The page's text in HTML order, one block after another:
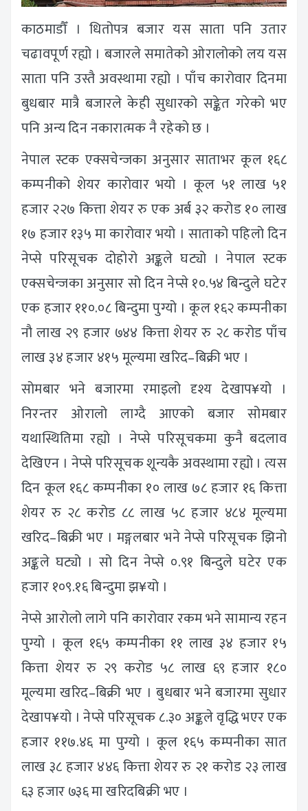
काठमाडौँ । धितोपत्र बजार यस साता पनि उतार
चढावपूर्ण रह्यो । बजारले समातेको ओरालोको लय यस
साता पनि उस्तै अवस्थामा रह्यो । पाँच कारोवार दिनमा
बुधबार मात्रै बजारले केही सुधारको सङ्केत गरेको भए
पनि अन्य दिन नकारात्मक नै रहेको छ ।
नेपाल स्टक एक्सचेन्जका अनुसार साताभर कूल १६८
कम्पनीको शेयर कारोवार भयो । कूल ५१ लाख ५१
हजार २२७ कित्ता शेयर रु एक अर्ब ३२ करोड १० लाख
१७ हजार १३५ मा कारोवार भयो । साताको पहिलो दिन
नेप्से परिसूचक दोहोरो अङ्कले घट्यो । नेपाल स्टक
एक्सचेन्जका अनुसार सो दिन नेप्से १०.५४ बिन्दुले घटेर
एक हजार ११०.०८ बिन्दुमा पुग्यो । कूल १६२ कम्पनीका
नौ लाख २९ हजार ७४४ कित्ता शेयर रु २८ करोड पाँच
लाख ३४ हजार ४१५ मूल्यमा खरिद–बिक्री भए ।
सोमबार भने बजारमा रमाइलो दृश्य देखाप¥यो ।
निरन्तर ओरालो लाग्दै आएको बजार सोमबार
यथास्थितिमा रह्यो । नेप्से परिसूचकमा कुनै बदलाव
देखिएन । नेप्से परिसूचक शून्यकै अवस्थामा रह्यो । त्यस
दिन कूल १६८ कम्पनीका १० लाख ७८ हजार १६ कित्ता
शेयर रु २८ करोड ८८ लाख ५८ हजार ४८४ मूल्यमा
खरिद–बिक्री भए । मङ्गलबार भने नेप्से परिसूचक झिनो
अङ्कले घट्यो । सो दिन नेप्से ०.९१ बिन्दुले घटेर एक
हजार १०९.१६ बिन्दुमा झ¥यो ।
नेप्से आरोलो लागे पनि कारोवार रकम भने सामान्य रहन
पुग्यो । कूल १६५ कम्पनीका ११ लाख ३४ हजार १५
कित्ता शेयर रु २९ करोड ५८ लाख ६९ हजार १८०
मूल्यमा खरिद–बिक्री भए । बुधबार भने बजारमा सुधार
देखाप¥यो । नेप्से परिसूचक ८.३० अङ्कले वृद्धि भएर एक
हजार ११७.४६ मा पुग्यो । कूल १६५ कम्पनीका सात
लाख ३८ हजार ४४६ कित्ता शेयर रु २१ करोड २३ लाख
६३ हजार ७३६ मा खरिदबिक्री भए ।